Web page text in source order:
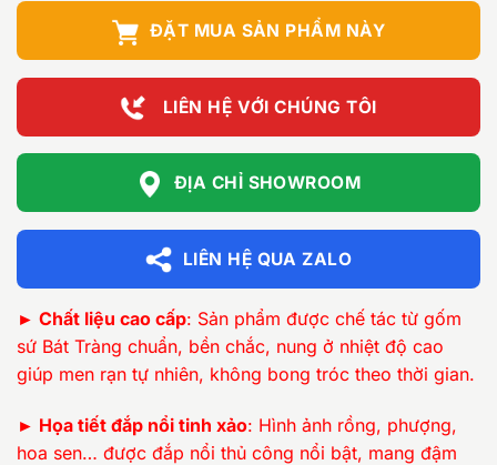
là:
4.950.000 ₫.
tại
là:
4.450.000
ĐẶT MUA SẢN PHẨM NÀY
LIÊN HỆ VỚI CHÚNG TÔI
ĐỊA CHỈ SHOWROOM
LIÊN HỆ QUA ZALO
► Chất liệu cao cấp: Sản phẩm được chế tác từ gốm
sứ Bát Tràng chuẩn, bền chắc, nung ở nhiệt độ cao
giúp men rạn tự nhiên, không bong tróc theo thời gian.
► Họa tiết đắp nổi tinh xảo: Hình ảnh rồng, phượng,
hoa sen… được đắp nổi thủ công nổi bật, mang đậm